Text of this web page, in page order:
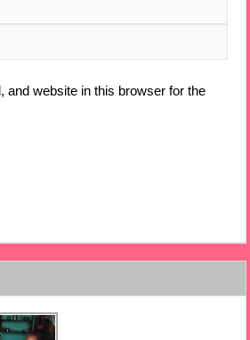
and website in this browser for the